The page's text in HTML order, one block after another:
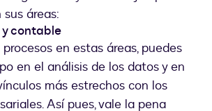
áreas:
contable
en estas áreas, puedes
en el análisis de los datos y en
más estrechos con los
Así pues, vale la pena